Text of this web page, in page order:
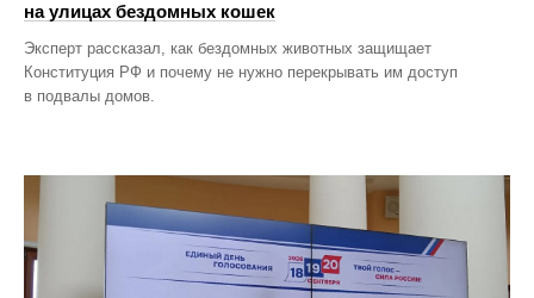
на улицах бездомных кошек
Эксперт рассказал, как бездомных животных защищает
Конституция РФ и почему не нужно перекрывать им доступ
в подвалы домов.